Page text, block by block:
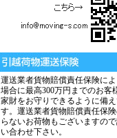
運送業者貨物賠償責任保険に
場合に最高300万円までのお客
家財をお守りできるように備
す。運送業者貨物賠償責任保
らないお荷物もございますの
い合わせ下さい。